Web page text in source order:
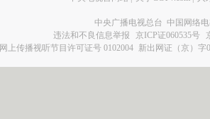
中央广播电视总台 中国网络
违法和不良信息举报
京ICP证060535号
网上传播视听节目许可证号 0102004 新出网证（京）